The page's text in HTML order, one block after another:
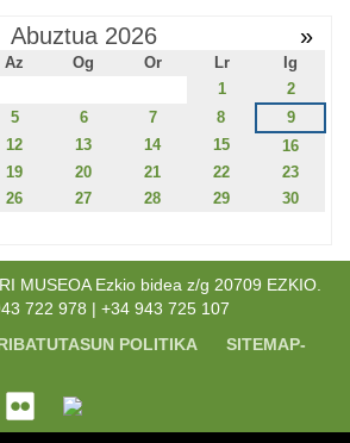
Abuztua 2026 »
Az Og Or Lr
Ig
1
2
5 6 7 8
9
12 13 14 15
16
19 20 21 22
23
26 27 28 29
30
MUSEOA Ezkio bidea z/g 20709 EZKIO.
722 978 | +34 943 725 107
POLITIKA
SITEMAP-